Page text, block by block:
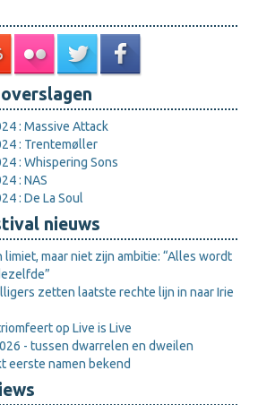
: Massive Attack
: Trentemøller
: Whispering Sons
: NAS
: De La Soul
nieuws
maar niet zijn ambitie: “Alles wordt
zetten laatste rechte lijn in naar Irie
op Live is Live
- tussen dwarrelen en dweilen
eerste namen bekend